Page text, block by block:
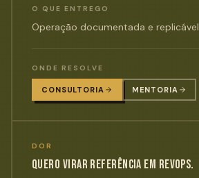
O QUE ENTREGO
Operação documentada e replicável
ONDE RESOLVE
CONSULTORIA MENTORIA
DOR
QUERO VIRAR REFERÊNCIA EM REVOPS.